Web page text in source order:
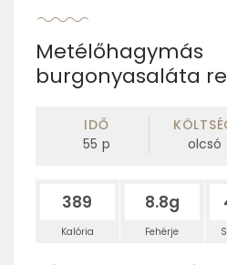
Metélőhagymás
burgonyasaláta
IDŐ
55 p
olcsó
389
Kalória
8.8g
Fehérje